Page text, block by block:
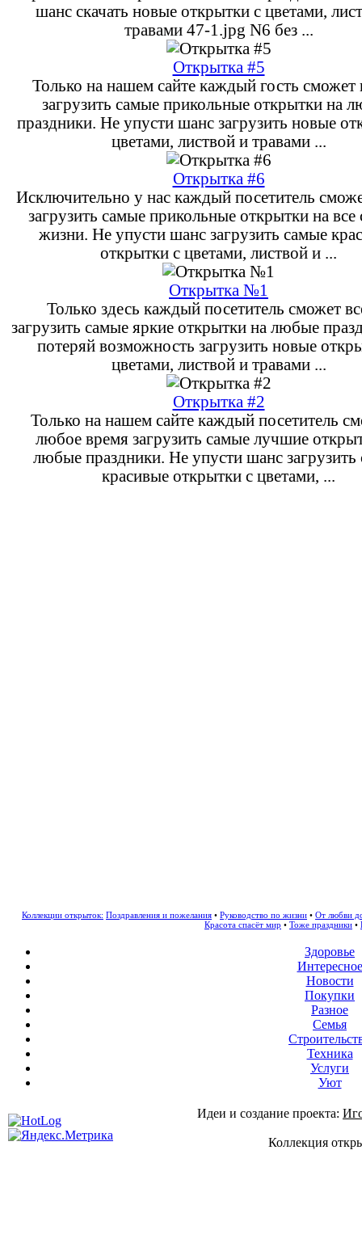
шанс скачать новые открытки с цветами,
травами 47-1.jpg N6 без ...
Открытка #5
Только на нашем сайте каждый гость сможет
загрузить самые прикольные открытки на
праздники. Не упусти шанс загрузить новые
цветами, листвой и травами ...
Открытка #6
Исключительно у нас каждый посетитель
загрузить самые прикольные открытки на все
жизни. Не упусти шанс загрузить самые
открытки с цветами, листвой и ...
Открытка №1
Только здесь каждый посетитель сможет
загрузить самые яркие открытки на любые
потеряй возможность загрузить новые
цветами, листвой и травами ...
Открытка #2
Только на нашем сайте каждый посетитель
любое время загрузить самые лучшие
любые праздники. Не упусти шанс загрузить
красивые открытки с цветами, ...
Коллекции открыток: Поздравления и пожелания • Руководство по жизни • От любви
Красота спасёт мир • Тоже праздники •
Здоровье
Интересное
Новости
Покупки
Разное
Семья
Техника
Услуги
Уют
Идеи и создание проекта:
Коллекция